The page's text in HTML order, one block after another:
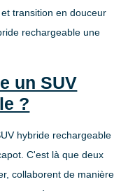
transition en douceur
rechargeable une
un SUV
?
hybride rechargeable
C'est là que deux
collaborent de manière